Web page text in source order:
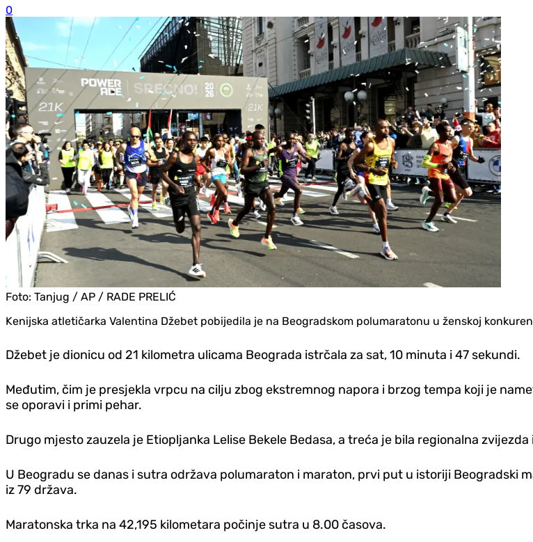
0
Foto: Tanjug / AP / RADE PRELIĆ
Kenijska atletičarka Valentina Džebet pobijedila je na Beogradskom polumaratonu u ženskoj
Džebet je dionicu od 21 kilometra ulicama Beograda istrčala za sat, 10 minuta i 47 sekundi.
Međutim, čim je presjekla vrpcu na cilju zbog ekstremnog napora i brzog tempa koji je
se oporavi i primi pehar.
Drugo mjesto zauzela je Etiopljanka Lelise Bekele Bedasa, a treća je bila regionalna
U Beogradu se danas i sutra održava polumaraton i maraton, prvi put u istoriji Beogradski
iz 79 država.
Maratonska trka na 42,195 kilometara počinje sutra u 8.00 časova.